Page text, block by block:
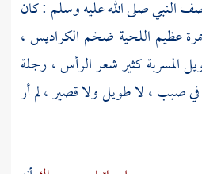
النبي صلى الله عليه وسلم : كان
عظيم اللحية ضخم الكراديس ،
المسربة كثير شعر الرأس ، رجلة
في صبب ، لا طويل ولا قصير ، لم أر